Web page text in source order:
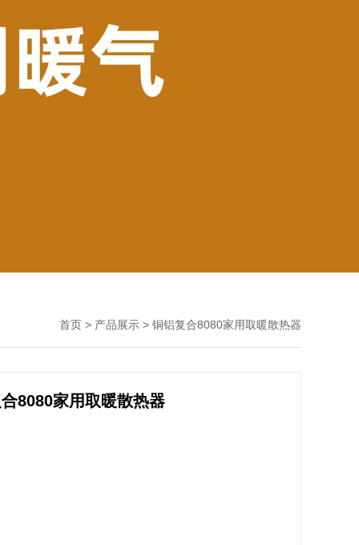
首页 > 产品展示 > 铜铝复合8080家用取暖散热器
8080家用取暖散热器